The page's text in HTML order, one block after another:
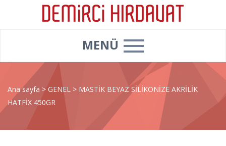
MENÜ
Ana sayfa > GENEL > MASTİK BEYAZ SİLİKONİZE AKRİLİK
HATFİX 450GR